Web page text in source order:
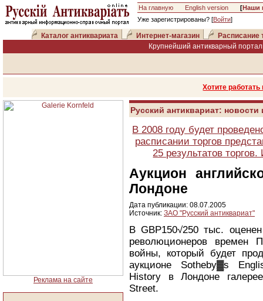
На главную English version [Наши
Уже зарегистрированы? [Войти]
Каталог антиквариата Интернет-магазин
Расписание
Крупнейший антикварный
Хотите
Реклама на сайте
Русский антиквариат:
В 2008 году будет
расписании торгов
25 результатов
Аукцион
Лондоне
Дата публикации: 08.07.2005
Источник: ЗАО "Русский антиквариат"
В GBP150√250 тыс.
революционеров времен
войны, который будет
аукционе Sotheby▓s
History в Лондоне
Street.